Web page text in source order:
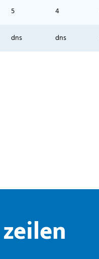
5 4
dns dns